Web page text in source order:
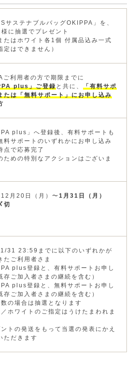
サステナブルバッグOKIPPA」を、
に抽選でプレゼント
たはホワイト各1個 付属品込み一式
定はできません）
ご利用者の方で期限までに
plus」ご登録と共に、 「有料サポ
たは「無料サポート」にお申し込み
plus」へ登録後、有料サポートも
料サポートのいずれかにお申し込み
点で応募完了
ための特別なアクションはございま
月20日（月）〜1月31日（月）
切
31 23:59までに以下のいずれかが
たご利用者さま
plus登録と、有料サポートお申し
存ご加入者さまの継続を含む）
plus登録と、無料サポートお申し
存ご加入者さまの継続を含む）
の場合は抽選となります
ホワイトのご指定はうけたまわれま
トの発送をもって当選の発表にかえ
ただきます